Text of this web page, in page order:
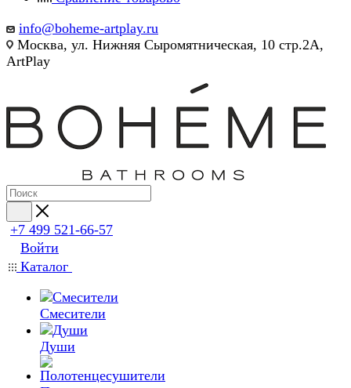
info@boheme-artplay.ru
Москва, ул. Нижняя Сыромятническая, 10 стр.2А,
ArtPlay
+7 499 521-66-57
Войти
Каталог
Смесители
Души